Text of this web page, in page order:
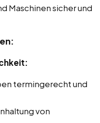
Maschinen sicher und
termingerecht und
von